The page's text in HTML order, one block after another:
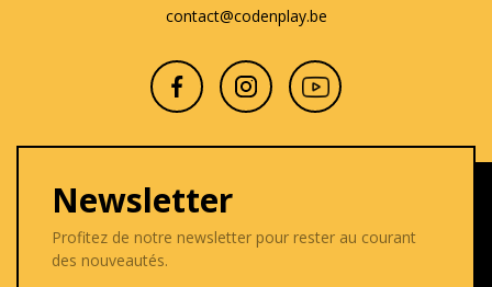
contact@codenplay.be
Newsletter
Profitez de notre newsletter pour rester au courant
des nouveautés.